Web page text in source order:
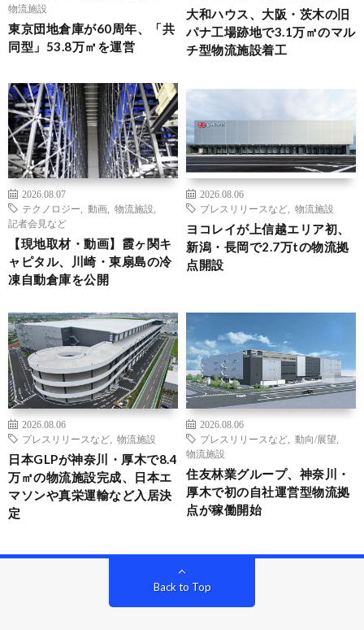
物流施設
東京団地倉庫が60周年、「共
同型」53.8万㎡を運営
大和ハウス、大阪・茨木の旧
パナ工場跡地で3.1万㎡のマル
チ型物流施設着工
2026.08.07
テクノロジー
動画 物流施設
記者会見など
【現地取材・動画】霞ヶ関キ
ャピタル、川崎・東扇島の冷
凍自動倉庫を公開
2026.08.06
プレスリリースなど
物流施設
ヨコレイが上信越エリア初、
新潟・長岡で2.7万tの物流拠
点開設
2026.08.06
プレスリリースなど
物流施設
日本GLPが神奈川・厚木で8.4
万㎡の物流施設完成、日本エ
マソンや真栄運輸など入居決
定
2026.08.06
プレスリリースなど
動向/展望
物流施設
住友林業グループ、神奈川・
厚木で初の自社運営型物流拠
点が稼働開始
Back to Top